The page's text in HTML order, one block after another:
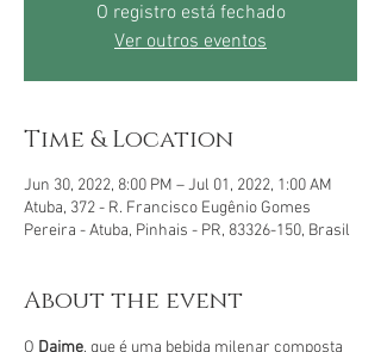
O registro está fechado
Ver outros eventos
Time & Location
Jun 30, 2022, 8:00 PM – Jul 01, 2022, 1:00 AM
Atuba, 372 - R. Francisco Eugênio Gomes
Pereira - Atuba, Pinhais - PR, 83326-150, Brasil
About the event
O Daime, que é uma bebida milenar composta